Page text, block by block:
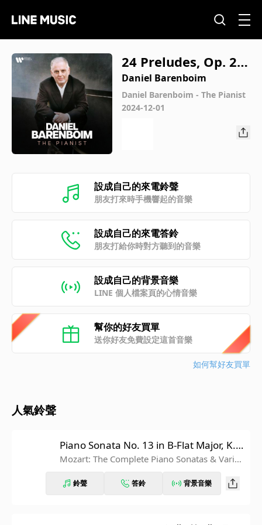
24 Preludes, Op. 28:
No. 9 in E Major
Daniel Barenboim
Daniel Barenboim - The Pianist
2024-12-01
設成自己的來電鈴聲
朋友打來時手機響起的音樂
設成自己的來電答鈴
朋友打給你時對方聽到的音樂
設成自己的背景音樂
LINE 個人檔案頁的心情音樂
幫你的好友買單
送你好友免費設定這首音樂
如何幫好友買單
人氣鈴聲
Piano Sonata No. 13 in B-Flat Major, K. 3
33: III. Allegretto grazioso
Mozart: The Complete Piano Sonatas & Variati
鈴聲 答鈴 背景音樂